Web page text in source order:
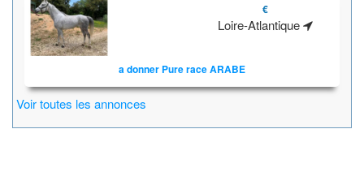
€
Loire-Atlantique
a donner Pure race ARABE
Voir toutes les annonces